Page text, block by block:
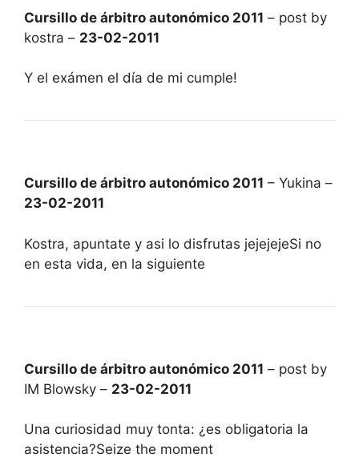
Cursillo de árbitro autonómico 2011 – post by
kostra – 23-02-2011
Y el exámen el día de mi cumple!
Cursillo de árbitro autonómico 2011 – Yukina –
23-02-2011
Kostra, apuntate y asi lo disfrutas jejejejeSi no
en esta vida, en la siguiente
Cursillo de árbitro autonómico 2011 – post by
IM Blowsky – 23-02-2011
Una curiosidad muy tonta: ¿es obligatoria la
asistencia?Seize the moment